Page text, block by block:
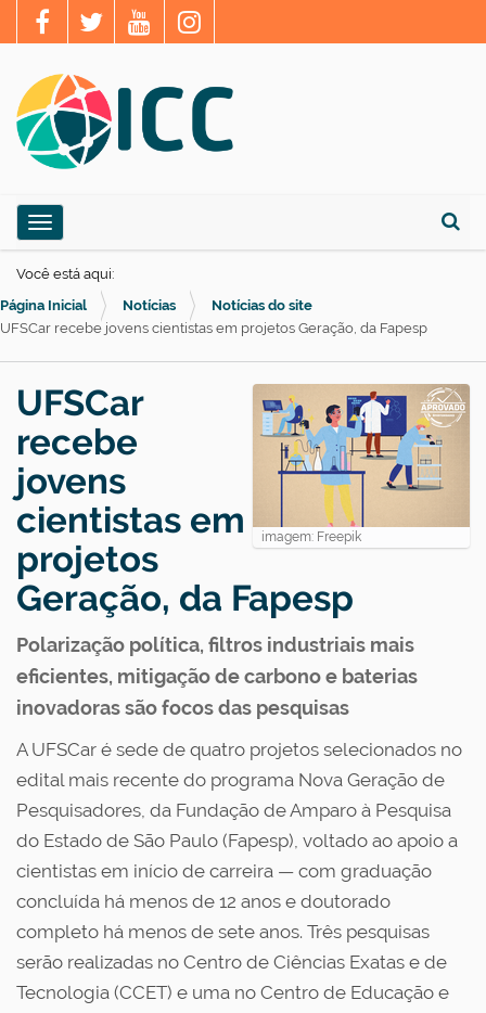
Busca
e
g
a
Toggle navigation
Você está aqui:
Página Inicial
Notícias
Notícias do site
UFSCar recebe jovens cientistas em projetos Geração, da Fapesp
imagem: Freepik
UFSCar
recebe
jovens
cientistas em
projetos
Geração, da Fapesp
Polarização política, filtros industriais mais
eficientes, mitigação de carbono e baterias
inovadoras são focos das pesquisas
A UFSCar é sede de quatro projetos selecionados no
edital mais recente do programa Nova Geração de
Pesquisadores, da Fundação de Amparo à Pesquisa
do Estado de São Paulo (Fapesp), voltado ao apoio a
cientistas em início de carreira — com graduação
concluída há menos de 12 anos e doutorado
completo há menos de sete anos. Três pesquisas
serão realizadas no Centro de Ciências Exatas e de
Tecnologia (CCET) e uma no Centro de Educação e